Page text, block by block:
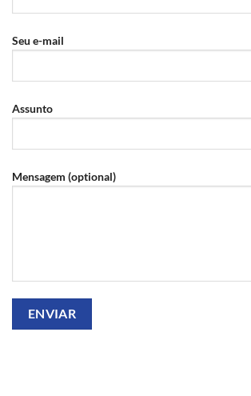
Seu e-mail
Assunto
Mensagem (optional)